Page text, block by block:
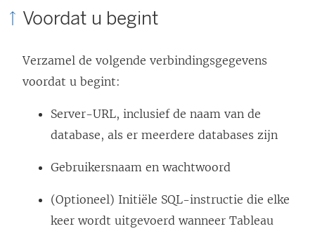
Voordat u begint
Verzamel de volgende verbindingsgegevens
voordat u begint:
Server-URL, inclusief de naam van de
database, als er meerdere databases zijn
Gebruikersnaam en wachtwoord
(Optioneel) Initiële SQL-instructie die elke
keer wordt uitgevoerd wanneer Tableau